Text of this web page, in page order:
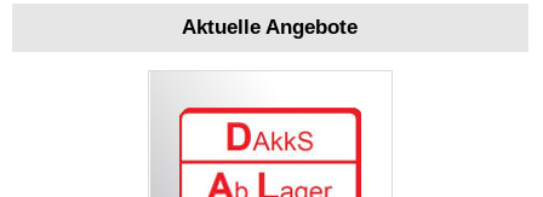
Aktuelle Angebote